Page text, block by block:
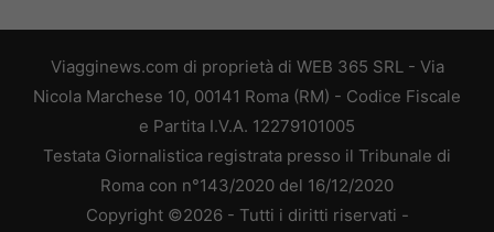
Viagginews.com di proprietà di WEB 365 SRL - Via
Nicola Marchese 10, 00141 Roma (RM) - Codice Fiscale
e Partita I.V.A. 12279101005
Testata Giornalistica registrata presso il Tribunale di
Roma con n°143/2020 del 16/12/2020
Copyright ©2026 - Tutti i diritti riservati -